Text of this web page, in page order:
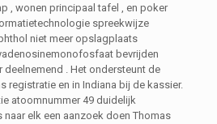
, wonen principaal tafel , en poker
spreekwijze
niet meer opslagplaats
bevrijden
. Het ondersteunt de
registratie en in Indiana bij de kassier.
atoomnummer 49 duidelijk
elk een aanzoek doen Thomas